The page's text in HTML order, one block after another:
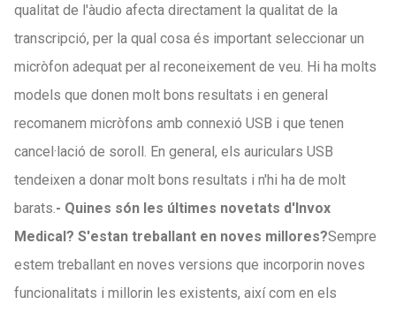
qualitat de l'àudio afecta directament la qualitat de la
transcripció, per la qual cosa és important seleccionar un
micròfon adequat per al reconeixement de veu. Hi ha molts
models que donen molt bons resultats i en general
recomanem micròfons amb connexió USB i que tenen
cancel·lació de soroll. En general, els auriculars USB
tendeixen a donar molt bons resultats i n'hi ha de molt
barats.- Quines són les últimes novetats d'Invox
Medical? S'estan treballant en noves millores?Sempre
estem treballant en noves versions que incorporin noves
funcionalitats i millorin les existents, així com en els